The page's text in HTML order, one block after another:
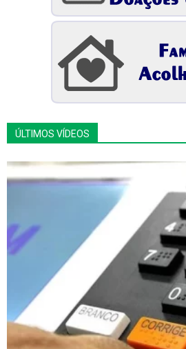
ÚLTIMOS VÍDEOS